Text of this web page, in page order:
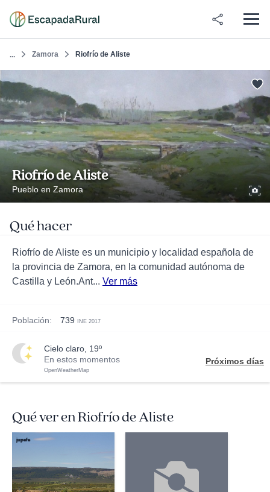
... Zamora Riofrío de Aliste
Riofrío de Aliste
Pueblo en Zamora
Qué hacer
Riofrío de Aliste es un municipio y localidad española de
la provincia de Zamora, en la comunidad autónoma de
Castilla y León.Ant... Ver más
Población: 739 INE 2017
cielo claro, 19º
En estos momentos
OpenWeatherMap
Próximos días
Qué ver en Riofrío de Aliste
jupefe